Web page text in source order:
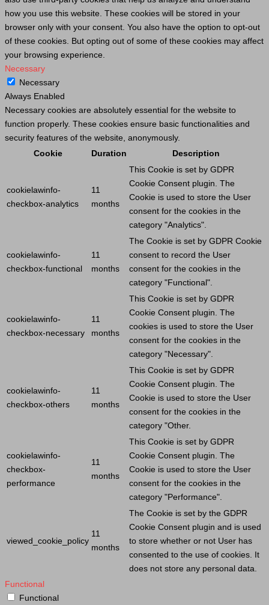
how you use this website. These cookies will be stored in your
browser only with your consent. You also have the option to opt-out
of these cookies. But opting out of some of these cookies may affect
your browsing experience.
Necessary
Necessary
Always Enabled
Necessary cookies are absolutely essential for the website to
function properly. These cookies ensure basic functionalities and
security features of the website, anonymously.
Cookie
Duration Description
cookielawinfo-
checkbox-analytics
11
months
This Cookie is set by GDPR
Cookie Consent plugin. The
Cookie is used to store the User
consent for the cookies in the
category "Analytics".
cookielawinfo-
checkbox-functional
11
months
The Cookie is set by GDPR Cookie
consent to record the User
consent for the cookies in the
category "Functional".
cookielawinfo-
checkbox-necessary
11
months
This Cookie is set by GDPR
Cookie Consent plugin. The
cookies is used to store the User
consent for the cookies in the
category "Necessary".
cookielawinfo-
checkbox-others
11
months
This Cookie is set by GDPR
Cookie Consent plugin. The
Cookie is used to store the User
consent for the cookies in the
category "Other.
cookielawinfo-
checkbox-
performance
11
months
This Cookie is set by GDPR
Cookie Consent plugin. The
Cookie is used to store the User
consent for the cookies in the
category "Performance".
viewed_cookie_policy
11
months
The Cookie is set by the GDPR
Cookie Consent plugin and is used
to store whether or not User has
consented to the use of cookies. It
does not store any personal data.
Functional
Functional